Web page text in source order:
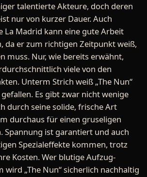
talentierte Akteure, doch deren
nur von kurzer Dauer. Auch
La Madrid kann eine gute Arbeit
da er zum richtigen Zeitpunkt weiß,
muss. Nur, wie bereits erwähnt,
viele von den
Unterm Strich weiß „The Nun“
Es gibt zwar nicht wenige
durch seine solide, frische Art
durchaus für einen gruseligen
Spannung ist garantiert und auch
Spezialeffekte kommen, trotz
Kosten. Wer blutige Aufzug-
wird „The Nun“ sicherlich nachhaltig